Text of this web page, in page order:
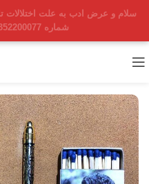
سلام و عرض ادب به علت اختلالات
شماره 09352200077 امکان پذیر است.